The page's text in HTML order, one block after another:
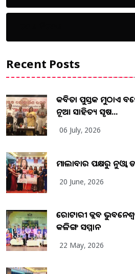
Recent Posts
କବିତା ପୁସ୍ତକ ମୁଠାଏ
ନୂଆ ସାହିତ୍ୟ ସୃଷ...
06 July, 2026
ମାଲାବାର ପକ୍ଷରୁ ନୁଓ୍ବା
20 June, 2026
ରୋଟାରୀ କ୍ଲବ
କଳିଙ୍ଗ ସମ୍ମାନ
22 May, 2026